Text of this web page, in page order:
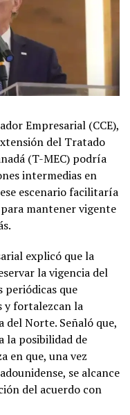
Empresarial (CCE),
del Tratado
(T-MEC) podría
intermedias en
escenario facilitaría
mantener vigente
explicó que la
la vigencia del
periódicas que
y fortalezcan la
Norte. Señaló que,
la posibilidad de
en que, una vez
se alcance
del acuerdo con